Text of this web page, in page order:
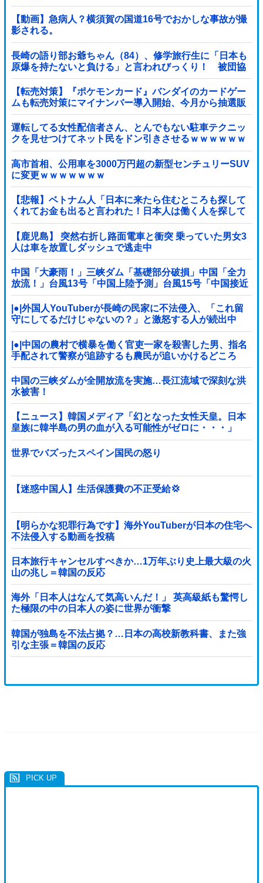
【動画】急病人？横須賀の国道16号でおかしな事故が撮
影される。
長崎の語り部お爺ちゃん（84）、修学旅行生に「日本も
原爆を持たないと負ける」と言われびっくり！ 被団協
代表（85）も中学生に「核を持たないで日本...
【転売対策】『ポケモンカード』バンダイのカードゲー
ムも転売対策にマイナンバー導入開始、今月から抽選販
売に本人認証、公式大会にも「効果バツグン」
運転してる女性配信者さん、とんでもない駐車テクニッ
クを見せつけてネット民をドン引きさせるｗｗｗｗｗｗ
他
高市首相、公用車を3000万円超の新型センチュリーSUV
に変更ｗｗｗｗｗｗｗ
【悲報】ベトナム人「日本に来たら住むところも探して
くれてお金も出ると言われた！日本人は働く人を探して
いるから人が多いほうが助かると言われた！」ｗｗｗｗ
ｗｗｗｗ
【鹿児島】 突然右折し路面電車と衝突 乗っていた男女3
人は車を放置しダッシュで逃走中
中国「大豪雨！」三峡ダム「基礎部分破損」中国「全力
放流！」台風13号「中国上陸予測」台風15号「中国接近
（画像」中国「台風同時上陸！（穀物生産が壊滅危機」
→
|●|外国人YouTuberが長崎の民家に不法侵入、「これ留
守にしてるだけじゃないの？」と激怒する人が続出中
|●|中国の農村で横暴を働く官吏一家を殺害した男、指名
手配されて警察が追跡するも農民が追いかけるどころ
か……
中国の三峡ダムが全開放流を実施…長江流域で深刻な洪
水被害！
【ニュース】韓国メディア「幻となった女性天皇。日本
皇族に韓半島の男の血が入る可能性がゼロに・・・」
世界でバズったスペイン国民の怒り
【迷惑中国人】生活保護費の不正受給💢
【明らかな犯罪行為です】海外YouTuberが日本の住宅へ
不法侵入する動画を投稿
日本旅行キャンセルすべきか…1万年ぶり史上最大級の火
山の兆し＝韓国の反応
海外「日本人はなんて気高いんだ！」 英高級紙も驚愕し
た極限の中の日本人の姿に世界が衝撃
韓国が独島を不法占拠？…日本の高校新教科書、また強
引な主張＝韓国の反応